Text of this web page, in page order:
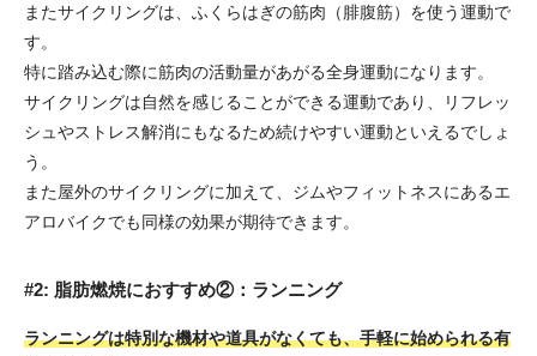
またサイクリングは、ふくらはぎの筋肉（腓腹筋）を使う運動で
す。
特に踏み込む際に筋肉の活動量があがる全身運動になります。
サイクリングは自然を感じることができる運動であり、リフレッ
シュやストレス解消にもなるため続けやすい運動といえるでしょ
う。
また屋外のサイクリングに加えて、ジムやフィットネスにあるエ
アロバイクでも同様の効果が期待できます。
#2: 脂肪燃焼におすすめ②：ランニング
ランニングは特別な機材や道具がなくても、手軽に始められる有